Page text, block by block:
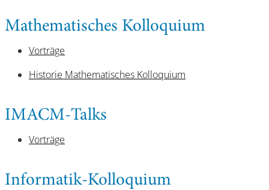
Mathematisches Kolloquium
Vorträge
Historie Mathematisches Kolloquium
IMACM-Talks
Vorträge
Informatik-Kolloquium